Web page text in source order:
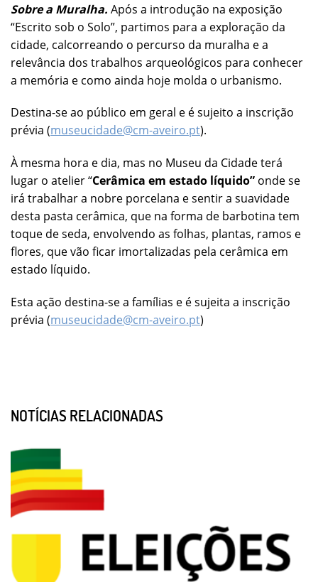
Sobre a Muralha. Após a introdução na exposição
“Escrito sob o Solo”, partimos para a exploração da
cidade, calcorreando o percurso da muralha e a
relevância dos trabalhos arqueológicos para conhecer
a memória e como ainda hoje molda o urbanismo.
Destina-se ao público em geral e é sujeito a inscrição
prévia (museucidade@cm-aveiro.pt).
À mesma hora e dia, mas no Museu da Cidade terá
lugar o atelier “Cerâmica em estado líquido” onde se
irá trabalhar a nobre porcelana e sentir a suavidade
desta pasta cerâmica, que na forma de barbotina tem
toque de seda, envolvendo as folhas, plantas, ramos e
flores, que vão ficar imortalizadas pela cerâmica em
estado líquido.
Esta ação destina-se a famílias e é sujeita a inscrição
prévia (museucidade@cm-aveiro.pt)
NOTÍCIAS RELACIONADAS